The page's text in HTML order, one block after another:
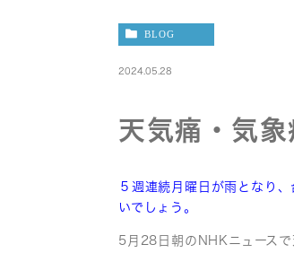
BLOG
2024.05.28
天気痛・気
５週連続月曜日が雨となり
いでしょう。
5月28日朝のNHKニュース